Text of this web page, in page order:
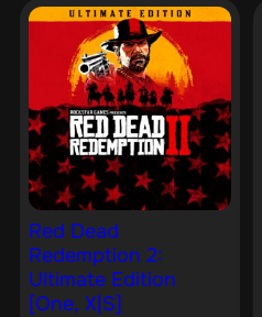
Red Dead
Redemption 2:
Ultimate Edition
[One, X|S]